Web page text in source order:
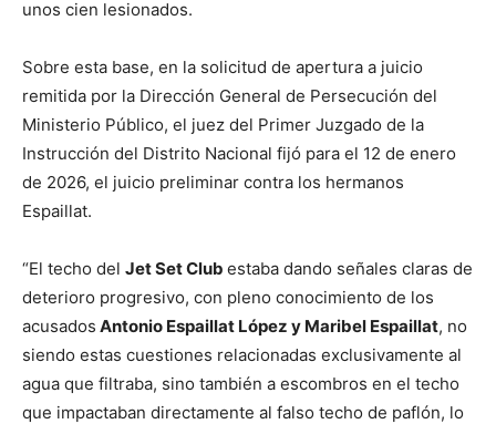
unos cien lesionados.
Sobre esta base, en la solicitud de apertura a juicio
remitida por la Dirección General de Persecución del
Ministerio Público, el juez del Primer Juzgado de la
Instrucción del Distrito Nacional fijó para el 12 de enero
de 2026, el juicio preliminar contra los hermanos
Espaillat.
“El techo del Jet Set Club estaba dando señales claras de
deterioro progresivo, con pleno conocimiento de los
acusados Antonio Espaillat López y Maribel Espaillat, no
siendo estas cuestiones relacionadas exclusivamente al
agua que filtraba, sino también a escombros en el techo
que impactaban directamente al falso techo de paflón, lo